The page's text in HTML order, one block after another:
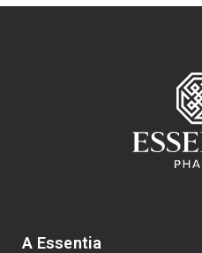
A Essentia